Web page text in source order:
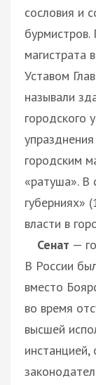
сословия и
бурмистров.
магистрата
Уставом
называли
городского
городским
«ратуша». В
губерниях»
власти в
Сенат —
В России
вместо
во время
высшей